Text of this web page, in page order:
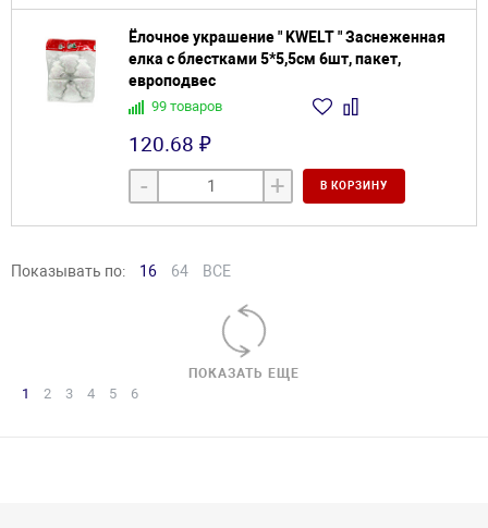
Ёлочное украшение " KWELT " Заснеженная
елка с блестками 5*5,5см 6шт, пакет,
европодвес
99 товаров
120.68 ₽
- + В КОРЗИНУ
Показывать по: 16 64 ВСЕ
ПОКАЗАТЬ ЕЩЕ
1 2 3 4 5 6